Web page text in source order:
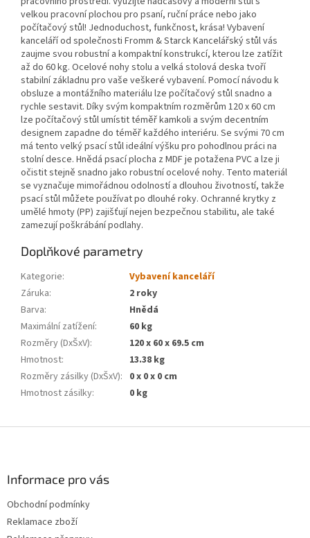
velkou pracovní plochou pro psaní, ruční práce nebo jako
počítačový stůl! Jednoduchost, funkčnost, krása! Vybavení
kanceláří od společnosti Fromm & Starck Kancelářský stůl vás
zaujme svou robustní a kompaktní konstrukcí, kterou lze zatížit
až do 60 kg. Ocelové nohy stolu a velká stolová deska tvoří
stabilní základnu pro vaše veškeré vybavení. Pomocí návodu k
obsluze a montážního materiálu lze počítačový stůl snadno a
rychle sestavit. Díky svým kompaktním rozměrům 120 x 60 cm
lze počítačový stůl umístit téměř kamkoli a svým decentním
designem zapadne do téměř každého interiéru. Se svými 70 cm
má tento velký psací stůl ideální výšku pro pohodlnou práci na
stolní desce. Hnědá psací plocha z MDF je potažena PVC a lze ji
očistit stejně snadno jako robustní ocelové nohy. Tento materiál
se vyznačuje mimořádnou odolností a dlouhou životností, takže
psací stůl můžete používat po dlouhé roky. Ochranné krytky z
umělé hmoty (PP) zajišťují nejen bezpečnou stabilitu, ale také
zamezují poškrábání podlahy.
Doplňkové parametry
Kategorie:
Vybavení kanceláří
Záruka:
2 roky
Barva:
Hnědá
Maximální zatížení:
60 kg
Rozměry (DxŠxV):
120 x 60 x 69.5 cm
Hmotnost:
13.38 kg
Rozměry zásilky (DxŠxV): 0 x 0 x 0 cm
Hmotnost zásilky: 0 kg
Informace pro vás
Obchodní podmínky
Reklamace zboží